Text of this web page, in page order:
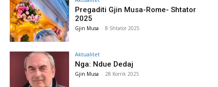
Pregaditi Gjin Musa-Rome- Shtator
2025
Gjin Musa - 8 Shtator 2025
Aktualitet
Nga: Ndue Dedaj
Gjin Musa - 28 Korrik 2025